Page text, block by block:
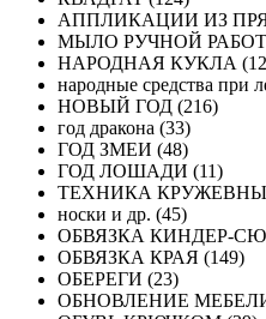
АППЛИКАЦИИ ИЗ
МЫЛО РУЧНОЙ
НАРОДНАЯ КУКЛА
народные средства при
НОВЫЙ ГОД (216)
год дракона (33)
ГОД ЗМЕИ (48)
ГОД ЛОШАДИ (11)
ТЕХНИКА
носки и др. (45)
ОБВЯЗКА КИНДЕР-
ОБВЯЗКА КРАЯ (149)
ОБЕРЕГИ (23)
ОБНОВЛЕНИЕ